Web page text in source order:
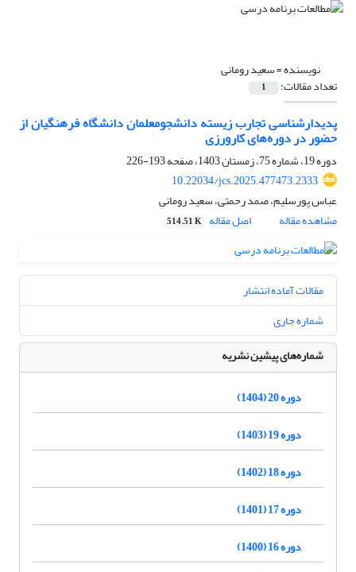
نویسنده =سعید رومانی
تعداد مقالات: 1
پدیدارشناسی تجارب زیسته دانشجومعلمان دانشگاه فرهنگیان از
حضور در دوره‌های‌ کارورزی
دوره 19، شماره 75، زمستان 1403، صفحه
193-226
10.22034/jcs.2025.477473.2333
عباس پورسلیم، صمد رحمتی، سعید رومانی
مشاهده مقاله
اصل مقاله 514.51 K
مقالات آماده انتشار
شماره جاری
شماره‌های پیشین نشریه
دوره 20 (1404)
دوره 19 (1403)
دوره 18 (1402)
دوره 17 (1401)
دوره 16 (1400)